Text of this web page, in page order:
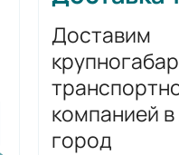
Доставим
компанией
город